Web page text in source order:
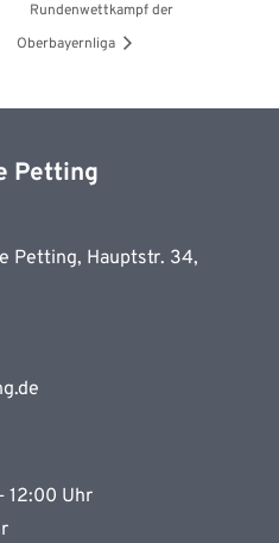
Rundenwettkampf der
Oberbayernliga
Petting
Petting, Hauptstr. 34,
12:00 Uhr